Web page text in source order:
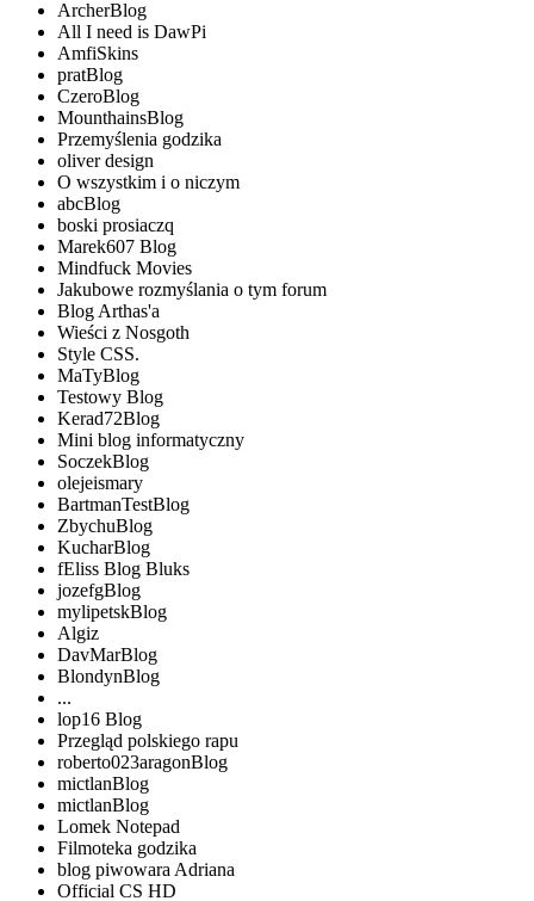
ArcherBlog
All I need is DawPi
AmfiSkins
pratBlog
CzeroBlog
MounthainsBlog
Przemyślenia godzika
oliver design
O wszystkim i o niczym
abcBlog
boski prosiaczq
Marek607 Blog
Mindfuck Movies
Jakubowe rozmyślania o tym forum
Blog Arthas'a
Wieści z Nosgoth
Style CSS.
MaTyBlog
Testowy Blog
Kerad72Blog
Mini blog informatyczny
SoczekBlog
olejeismary
BartmanTestBlog
ZbychuBlog
KucharBlog
fEliss Blog Bluks
jozefgBlog
mylipetskBlog
Algiz
DavMarBlog
BlondynBlog
...
lop16 Blog
Przegląd polskiego rapu
roberto023aragonBlog
mictlanBlog
mictlanBlog
Lomek Notepad
Filmoteka godzika
blog piwowara Adriana
Official CS HD